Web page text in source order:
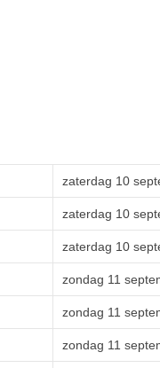
zaterdag 10
zaterdag 10
zaterdag 10
zondag 11
zondag 11
zondag 11